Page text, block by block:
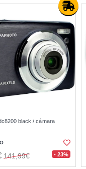
black / cámara
141,99€ - 23%